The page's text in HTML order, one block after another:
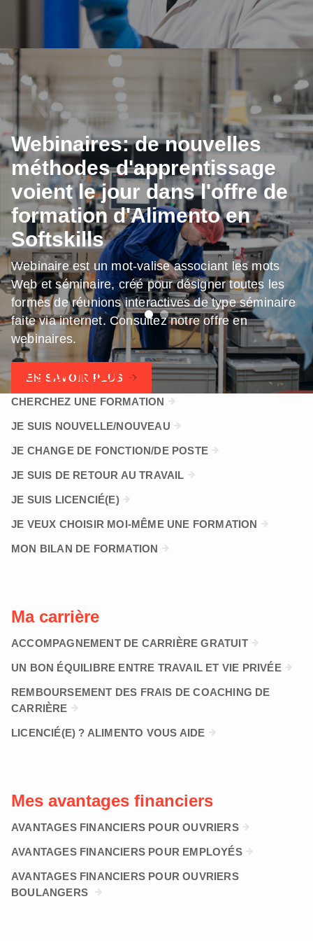
Webinaires: de nouvelles
méthodes d'apprentissage
voient le jour dans l'offre de
formation d'Alimento en
Softskills
Webinaire est un mot-valise associant les mots
Web et séminaire, créé pour désigner toutes les
formes de réunions interactives de type séminaire
faite via internet. Consultez notre offre en
webinaires.
EN SAVOIR PLUS SUR
WEBINAIRES:
NOUVELLES
D'APPRENTISSAGE
VOIENT
DANS
DE
Mes formations
CHERCHEZ UNE FORMATION
JE SUIS NOUVELLE/NOUVEAU
JE CHANGE DE FONCTION/DE POSTE
JE SUIS DE RETOUR AU TRAVAIL
JE SUIS LICENCIÉ(E)
JE VEUX CHOISIR MOI-MÊME UNE FORMATION
MON BILAN DE FORMATION
Ma carrière
ACCOMPAGNEMENT DE CARRIÈRE GRATUIT
UN BON ÉQUILIBRE ENTRE TRAVAIL ET VIE PRIVÉE
REMBOURSEMENT DES FRAIS DE COACHING DE
CARRIÈRE
LICENCIÉ(E) ? ALIMENTO VOUS AIDE
Mes avantages financiers
AVANTAGES FINANCIERS POUR OUVRIERS
AVANTAGES FINANCIERS POUR EMPLOYÉS
AVANTAGES FINANCIERS POUR OUVRIERS
BOULANGERS